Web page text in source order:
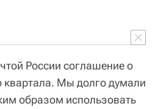
России соглашение о
квартала. Мы долго думали
образом использовать